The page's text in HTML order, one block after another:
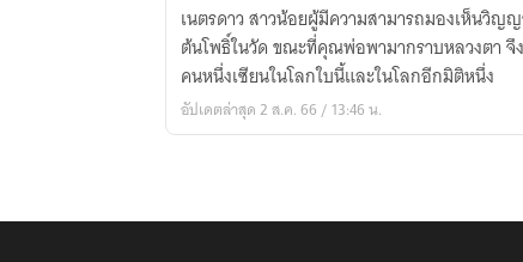
ว่า
ม่าน
ชิง
หลิน
เนตรดาว สาวน้อยผู้มีความสามารถมองเห็นวิ
ต้นโพธิ์ในวัด ขณะที่คุณพ่อพามากราบหลวงตา จึ
คนหนึ่งเซียนในโลกใบนี้และในโลกอีกมิติหนึ่ง
อัปเดตล่าสุด 2 ส.ค. 66 / 13:46 น.